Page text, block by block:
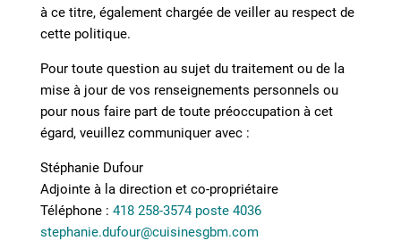
à ce titre, également chargée de veiller au respect de
cette politique.
Pour toute question au sujet du traitement ou de la
mise à jour de vos renseignements personnels ou
pour nous faire part de toute préoccupation à cet
égard, veuillez communiquer avec :
Stéphanie Dufour
Adjointe à la direction et co-propriétaire
Téléphone : 418 258-3574 poste 4036
stephanie.dufour@cuisinesgbm.com